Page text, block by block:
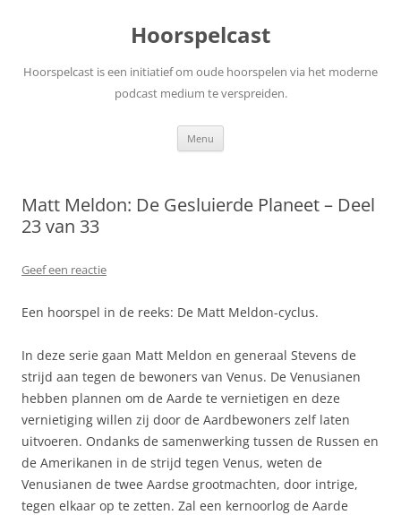
Hoorspelcast
Hoorspelcast is een initiatief om oude hoorspelen via het moderne
podcast medium te verspreiden.
Menu
Matt Meldon: De Gesluierde Planeet – Deel
23 van 33
Geef een reactie
Een hoorspel in de reeks: De Matt Meldon-cyclus.
In deze serie gaan Matt Meldon en generaal Stevens de
strijd aan tegen de bewoners van Venus. De Venusianen
hebben plannen om de Aarde te vernietigen en deze
vernietiging willen zij door de Aardbewoners zelf laten
uitvoeren. Ondanks de samenwerking tussen de Russen en
de Amerikanen in de strijd tegen Venus, weten de
Venusianen de twee Aardse grootmachten, door intrige,
tegen elkaar op te zetten. Zal een kernoorlog de Aarde